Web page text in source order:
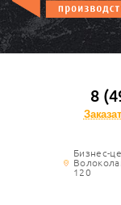
8
Бизнес-
120